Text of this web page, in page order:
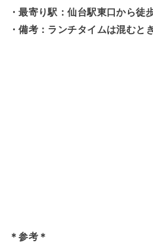
・最寄り駅：仙台駅東口から徒
・備考：ランチタイムは混むと
＊参考＊